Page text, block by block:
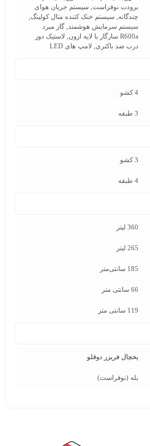
برودت نوفراست, سیستم جریان هوای
چندگانه, سیستم خنک کننده متال کولینگ,
سیستم سرمایش هوشمند, گاز مبرد
R600a سازگار با لایه ازون, لاستیک دور
درب ضد باکتری, لامپ های LED
4 کشو
3 طبقه
3 کشو
4 طبقه
360 لیتر
265 لیتر
185 سانتی‌متر
66 سانتی متر
119 سانتی متر
یخچال فریزر دوقلو
بله (نوفراست)